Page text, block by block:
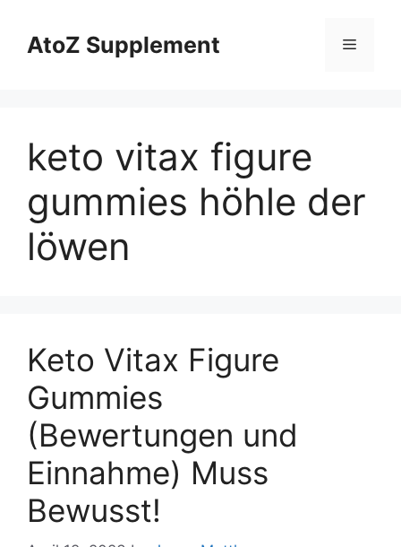
contentAtoZ Supplement Menu
keto vitax figure
gummies höhle der
löwen
Keto Vitax Figure
Gummies
(Bewertungen und
Einnahme) Muss
Bewusst!